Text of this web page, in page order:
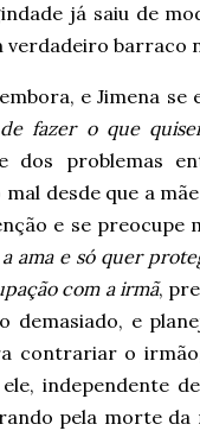
já saiu de
verdadeiro barraco
e Jimena se
fazer o que
dos problemas
desde que a
e se preocupe
ama e só quer
com a irmã,
demasiado, e
contrariar o
independente
pela morte da